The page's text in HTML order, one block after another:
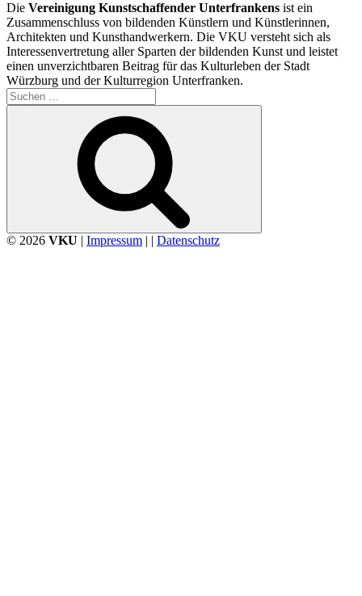
Die Vereinigung Kunstschaffender Unterfrankens ist ein
Zusammenschluss von bildenden Künstlern und Künstlerinnen,
Architekten und Kunsthandwerkern. Die VKU versteht sich als
Interessenvertretung aller Sparten der bildenden Kunst und leistet
einen unverzichtbaren Beitrag für das Kulturleben der Stadt
Würzburg und der Kulturregion Unterfranken.
Suchen
nach:
© 2026 VKU | Impressum | | Datenschutz